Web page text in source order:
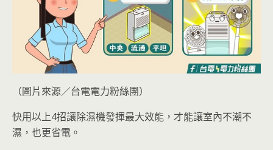
（圖片來源／台電電力粉絲團）
快用以上4招讓除濕機發揮最大效能，才能讓室內不潮不
濕，也更省電。